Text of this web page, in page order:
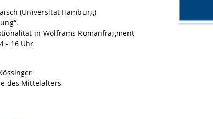
(Universität Hamburg)
in Wolframs Romanfragment
- 16 Uhr
des Mittelalters